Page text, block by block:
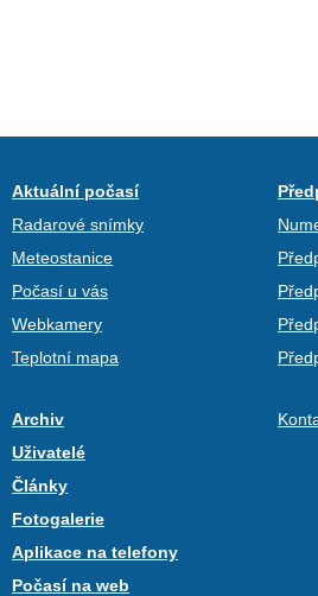
Aktuální počasí
Radarové snímky
Meteostanice
Počasí u vás
Webkamery
Teplotní mapa
Archiv
Uživatelé
Články
Fotogalerie
Aplikace na telefony
Počasí na web